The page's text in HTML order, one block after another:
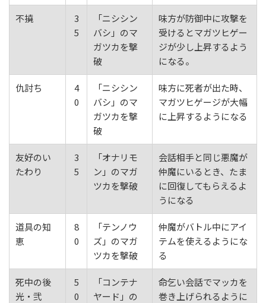
不撓
3
5
「ニシシン
バシ」のマ
ガツカを撃
破
味方が防御中に攻撃を
受けるとマガツヒゲー
ジが少し上昇するよう
になる。
仇討ち
4
0
「ニシシン
バシ」のマ
ガツカを撃
破
味方に死者が出た時、
マガツヒゲージが大幅
に上昇するようになる
友好のい
たわり
3
5
「オナリモ
ン」のマガ
ツカを撃破
会話相手と同じ悪魔が
仲魔にいるとき、たま
に回復してもらえるよ
うになる
道具の知
恵
8
0
「テンノウ
ズ」のマガ
ツカを撃破
仲魔がバトル中にアイ
テムを使えるようにな
る
死中の後
光・弐
5
0
「コンテナ
ヤード」の
命乞い会話でマッカを
巻き上げられるように